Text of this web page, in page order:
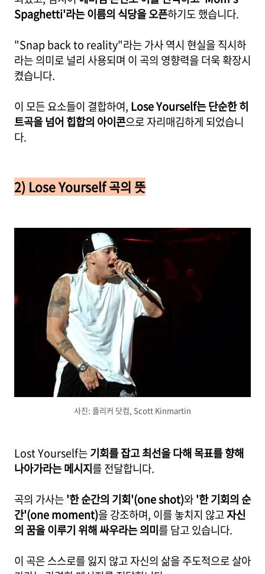
Spaghetti'라는 이름의 식당을 오픈하기도 했습니다.
"Snap back to reality"라는 가사 역시 현실을 직시하
라는 의미로 널리 사용되며 이 곡의 영향력을 더욱 확장시
켰습니다.
이 모든 요소들이 결합하여, Lose Yourself는 단순한 히
트곡을 넘어 힙합의 아이콘으로 자리매김하게 되었습니
다.
2) Lose Yourself 곡의 뜻
사진: 플리커 닷컴, Scott Kinmartin
Lost Yourself는기회를 잡고 최선을 다해 목표를 향해
나아가라는 메시지를 전달합니다.
곡의 가사는'한 순간의 기회'(one shot)와'한 기회의 순
간'(one moment)을 강조하며, 이를 놓치지 않고자신
의 꿈을 이루기 위해 싸우라는 의미를 담고 있습니다.
이 곡은 스스로를 잃지 않고 자신의 삶을 주도적으로 살아